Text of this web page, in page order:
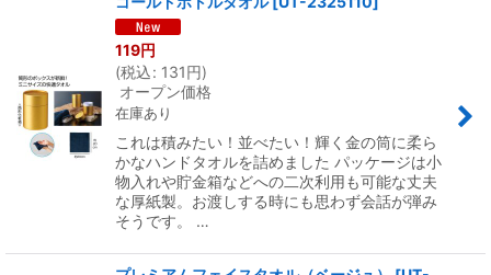
119円
(税込: 131円)
オープン価格
在庫あり
これは積みたい！並べたい！輝く金の筒に柔ら
かなハンドタオルを詰めました パッケージは小
物入れや貯金箱などへの二次利用も可能な丈夫
な厚紙製。お渡しする時にも思わず会話が弾み
そうです。 …